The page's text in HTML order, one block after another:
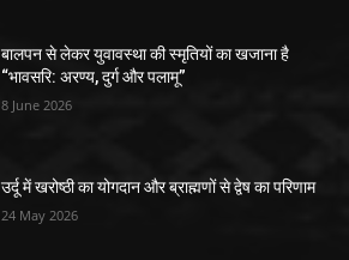
बालपन से लेकर युवावस्था की स्मृतियों का खजाना है
“भावसरि: अरण्य, दुर्ग और पलामू”
8 June 2026
उर्दू में खरोष्ठी का योगदान और ब्राह्मणों से द्वेष का परिणाम
24 May 2026